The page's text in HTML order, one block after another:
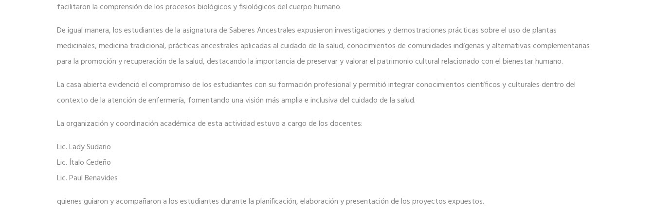
facilitaron la comprensión de los procesos biológicos y fisiológicos del cuerpo humano.
De igual manera, los estudiantes de la asignatura de Saberes Ancestrales expusieron investigaciones y demostraciones prácticas sobre el uso de plantas
medicinales, medicina tradicional, prácticas ancestrales aplicadas al cuidado de la salud, conocimientos de comunidades indígenas y alternativas complementarias
para la promoción y recuperación de la salud, destacando la importancia de preservar y valorar el patrimonio cultural relacionado con el bienestar humano.
La casa abierta evidenció el compromiso de los estudiantes con su formación profesional y permitió integrar conocimientos científicos y culturales dentro del
contexto de la atención de enfermería, fomentando una visión más amplia e inclusiva del cuidado de la salud.
La organización y coordinación académica de esta actividad estuvo a cargo de los docentes:
Lic. Lady Sudario
Lic. Ítalo Cedeño
Lic. Paul Benavides
quienes guiaron y acompañaron a los estudiantes durante la planificación, elaboración y presentación de los proyectos expuestos.